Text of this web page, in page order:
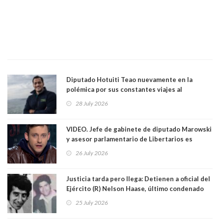
Diputado Hotuiti Teao nuevamente en la
polémica por sus constantes viajes al
vacaciones para irse a Londres y Paris por 18
28 July 2026
VIDEO. Jefe de gabinete de diputado Marowski
y asesor parlamentario de Libertarios es
comentarios sexuales sobre menores. Redes
26 July 2026
Justicia tarda pero llega: Detienen a oficial del
Ejército (R) Nelson Haase, último condenado
Prisiones Littré Quiroga. Ambos fueron
25 July 2026